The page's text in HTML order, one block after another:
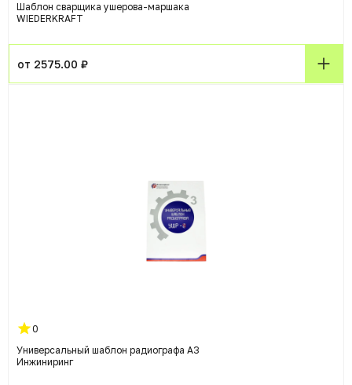
Шаблон сварщика ушерова-маршака
WIEDERKRAFT
от 2575.00 ₽
0
Универсальный шаблон радиографа А3
Инжиниринг